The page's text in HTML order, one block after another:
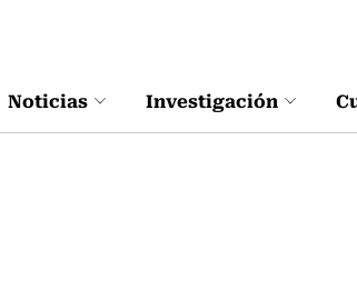
Noticias Investigación